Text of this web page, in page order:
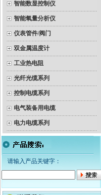
智能数显控制仪
智能氧量分析仪
仪表管件/阀门
双金属温度计
工业热电阻
光纤光缆系列
控制电缆系列
电气装备用电缆
电力电缆系列
请输入产品关键字：